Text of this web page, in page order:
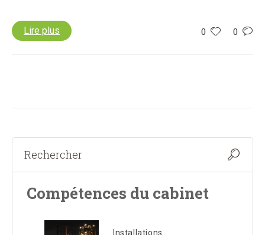
0 0
Lire plus
Compétences du cabinet
Installations